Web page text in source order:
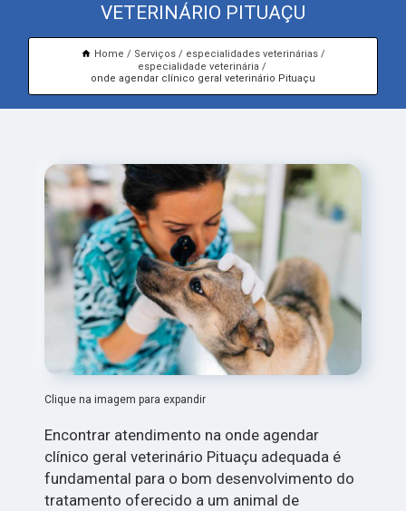
VETERINÁRIO PITUAÇU
Home Serviços
especialidades veterinárias
especialidade veterinária
onde agendar clínico geral veterinário Pituaçu
Clique na imagem para expandir
Encontrar atendimento na onde agendar
clínico geral veterinário Pituaçu adequada é
fundamental para o bom desenvolvimento do
tratamento oferecido a um animal de